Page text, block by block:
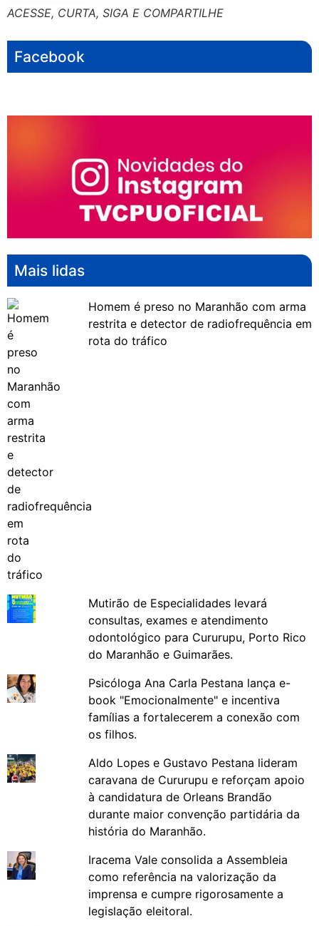
ACESSE, CURTA, SIGA E COMPARTILHE
Facebook
Mais lidas
Homem é preso no Maranhão com arma
restrita e detector de radiofrequência em
rota do tráfico
Mutirão de Especialidades levará
consultas, exames e atendimento
odontológico para Cururupu, Porto Rico
do Maranhão e Guimarães.
Psicóloga Ana Carla Pestana lança e-
book "Emocionalmente" e incentiva
famílias a fortalecerem a conexão com
os filhos.
Aldo Lopes e Gustavo Pestana lideram
caravana de Cururupu e reforçam apoio
à candidatura de Orleans Brandão
durante maior convenção partidária da
história do Maranhão.
Iracema Vale consolida a Assembleia
como referência na valorização da
imprensa e cumpre rigorosamente a
legislação eleitoral.